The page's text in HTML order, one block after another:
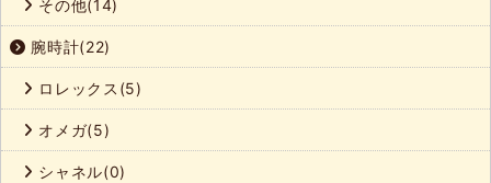
その他(14)
腕時計(22)
ロレックス(5)
オメガ(5)
シャネル(0)